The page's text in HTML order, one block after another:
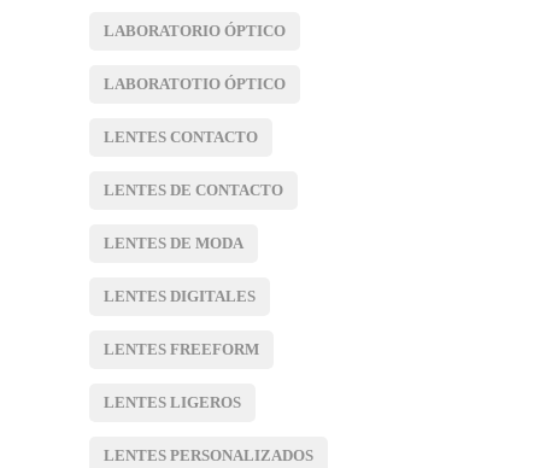
LABORATORIO ÓPTICO
LABORATOTIO ÓPTICO
LENTES CONTACTO
LENTES DE CONTACTO
LENTES DE MODA
LENTES DIGITALES
LENTES FREEFORM
LENTES LIGEROS
LENTES PERSONALIZADOS